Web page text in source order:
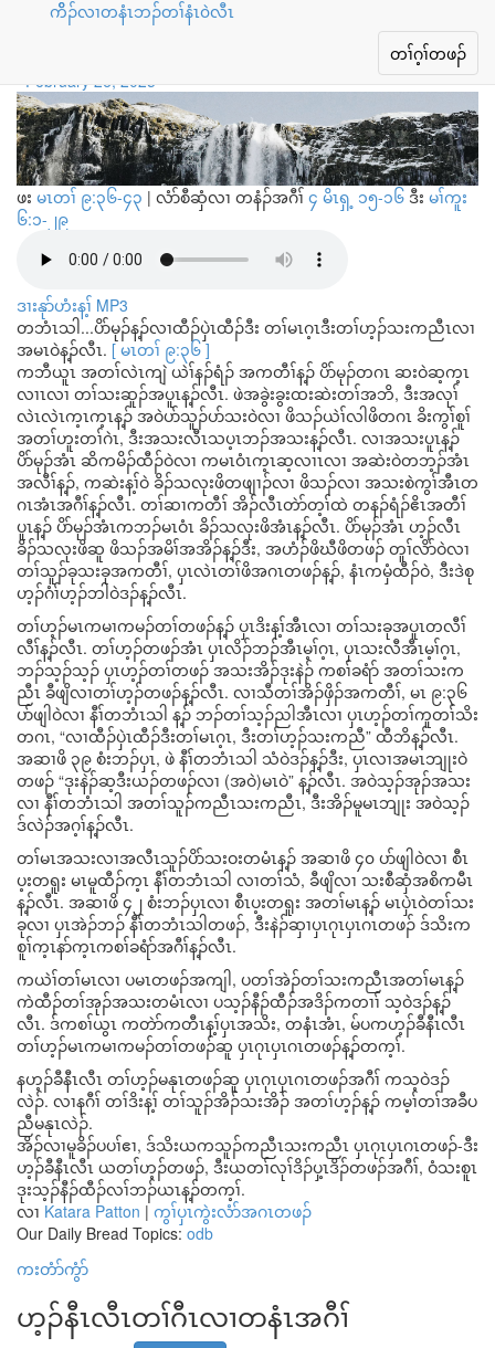
ကိိၣ်လၢတနံၤဘၣ်တၢ်နံၤ၀ဲလီၤ
Toggle
navigation
တၢ်ဂ့ၢ်တဖၣ်
တၢ်ဟ့ၣ်တၢ်အတၢ်သးခု
February 26, 2025
ဖး မၤတၢ် ၉:၃၆-၄၃ | လံာ်စီဆှံလၢ တနံၣ်အဂီၢ် ၄ မိၤရှ့ ၁၅-၁၆ ဒီး မၢ်ကူး
၆:၁-၂၉
ဒၢးနုာ်ဟံးန့ၢ် MP3
တဘံၤသါ...ပိာ်မုၣ်န့ၣ်လၢထီၣ်ပှဲၤထီၣ်ဒီး တၢ်မၤဂ့ၤဒီးတၢ်ဟ့ၣ်သးကညီၤလၢ
အမၤဝဲန့ၣ်လီၤ. [ မၤတၢ် ၉:၃၆ ]
ကဘီယူၤ အတၢ်လဲၤကျဲ ယဲၢ်နၣ်ရံၣ် အကတီၢ်န့ၣ် ပိာ်မုၣ်တဂၤ ဆးဝဲဆ့က့ၤ
လၢၤလၢ တၢ်သးဆူၣ်အပူၤန့ၣ်လီၤ. ဖဲအခွဲးခွးထးဆဲးတၢ်အဘိ, ဒီးအလုၢ်
လဲၤလဲၤက့ၤက့ၤန့ၣ် အဝဲပာ်သူၣ်ပာ်သးဝဲလၢ ဖိသၣ်ယဲၢ်လါဖိတဂၤ ခိးကွၢ်စူၢ်
အတၢ်ဟူးတၢ်ဂဲၤ, ဒီးအသးလီၤသပ့ၤဘၣ်အသးန့ၣ်လီၤ. လၢအသးပူၤန့ၣ်
ပိာ်မုၣ်အံၤ ဆိကမိၣ်ထီၣ်ဝဲလၢ ကမၤဝံၤက့ၤဆ့လၢၤလၢ အဆဲးဝဲတဘ့ၣ်အံၤ
အလီၢ်န့ၣ်, ကဆဲးန့ၢ်ဝဲ ခိၣ်သလုးဖိတဖျၢၣ်လၢ ဖိသၣ်လၢ အသးစဲကွၢ်အီၤတ
ဂၤအံၤအဂီၢ်န့ၣ်လီၤ. တၢ်ဆၢကတီၢ် အိၣ်လီၤတဲာ်တ့ၢ်ထဲ တနၣ်ရံၣ်ဧိၤအတီၢ်
ပူၤန့ၣ် ပိာ်မုၣ်အံၤကဘၣ်မၤဝံၤ ခိၣ်သလုးဖိအံၤန့ၣ်လီၤ. ပိာ်မုၣ်အံၤ ဟ့ၣ်လီၤ
ခိၣ်သလုးဖိဆူ ဖိသၣ်အမိၢ်အအိၣ်န့ၣ်ဒီး, အဟံၣ်ဖိဃီဖိတဖၣ် တူၢ်လိာ်ဝဲလၢ
တၢ်သူၣ်ခုသးခုအကတီၢ်, ပှၤလဲၤတၢ်ဖိအဂၤတဖၣ်န့ၣ်, နံၤကမှံထီၣ်ဝဲ, ဒီးဒဲစု
ဟ့ၣ်ဂံၢ်ဟ့ၣ်ဘါဝဲဒၣ်န့ၣ်လီၤ.
တၢ်ဟ့ၣ်မၤကမၢကမၣ်တၢ်တဖၣ်န့ၣ် ပှၤဒိးန့ၢ်အီၤလၢ တၢ်သးခုအပူၤတလီၢ်
လီၢ်န့ၣ်လီၤ. တၢ်ဟ့ၣ်တဖၣ်အံၤ ပှၤလိၣ်ဘၣ်အီၤမ့ၢ်ဂ့ၤ, ပှၤသးလီအီၤမ့ၢ်ဂ့ၤ,
ဘၣ်သ့ၣ်သ့ၣ် ပှၤဟ့ၣ်တၢ်တဖၣ် အသးအိၣ်ဒုးနဲၣ် ကစၢ်ခရံာ် အတၢ်သးက
ညီၤ ခီဖျိလၢတၢ်ဟ့ၣ်တဖၣ်န့ၣ်လီၤ. လၢသီတၢ်အိၣ်ဖှိၣ်အကတီၢ်, မၤ ၉:၃၆
ပာ်ဖျါဝဲလၢ နီၢ်တဘံၤသါ န့ၣ် ဘၣ်တၢ်သ့ၣ်ညါအီၤလၢ ပှၤဟ့ၣ်တၢ်ကူတၢ်သိး
တဂၤ, “လၢထီၣ်ပှဲၤထီၣ်ဒီးတၢ်မၤဂ့ၤ, ဒီးတၢ်ဟ့ၣ်သးကညီ” ထီဘိန့ၣ်လီၤ.
အဆၢဖိ ၃၉ စံးဘၣ်ပှၤ, ဖဲ နီၢ်တဘံၤသါ သံဝဲဒၣ်န့ၣ်ဒီး, ပှၤလၢအမၤဘျုးဝဲ
တဖၣ် “ဒုးနဲၣ်ဆ့ဒီးယၣ်တဖၣ်လၢ (အဝဲ)မၤဝဲ” န့ၣ်လီၤ. အဝဲသ့ၣ်အုၣ်အသး
လၢ နီၢ်တဘံၤသါ အတၢ်သူၣ်ကညီၤသးကညီၤ, ဒီးအိၣ်မူမၤဘျုး အဝဲသ့ၣ်
ဒ်လဲၣ်အဂ့ၢ်န့ၣ်လီၤ.
တၢ်မၤအသးလၢအလီၤသူၣ်ပိာ်သးဝးတမံၤန့ၣ် အဆၢဖိ ၄၀ ပာ်ဖျါဝဲလၢ စီၤ
ပ့းတရူး မၤမူထီၣ်က့ၤ နီၢ်တဘံၤသါ လၢတၢ်သံ, ခီဖျိလၢ သးစီဆှံအစိကမီၤ
န့ၣ်လီၤ. အဆၢဖိ ၄၂ စံးဘၣ်ပှၤလၢ စီၤပ့းတရူး အတၢ်မၤန့ၣ် မၤပှဲၤဝဲတၢ်သး
ခုလၢ ပှၤအဲၣ်ဘၣ် နီၢ်တဘံၤသါတဖၣ်, ဒီးနဲၣ်ဆှၢပှၤဂုၤပှၤဂၤတဖၣ် ဒ်သိးက
စူၢ်က့ၤနာ်က့ၤကစၢ်ခရံာ်အဂီၢ်န့ၣ်လီၤ.
ကယဲၢ်တၢ်မၤလၢ ပမၤတဖၣ်အကျါ, ပတၢ်အဲၣ်တၢ်သးကညီၤအတၢ်မၤန့ၣ်
ကဲထီၣ်တၢ်အုၣ်အသးတမံၤလၢ ပသ့ၣ်နီၣ်ထီၣ်အဒိၣ်ကတၢၢ် သ့ဝဲဒၣ်န့ၣ်
လီၤ. ဒ်ကစၢ်ယွၤ ကတဲာ်ကတီၤန့ၢ်ပှၤအသိး, တနံၤအံၤ, မ်ပကဟ့ၣ်ခီနီၤလီၤ
တၢ်ဟ့ၣ်မၤကမၢကမၣ်တၢ်တဖၣ်ဆူ ပှၤဂုၤပှၤဂၤတဖၣ်န့ၣ်တက့ၢ်.
နဟ့ၣ်ခီနီၤလီၤ တၢ်ဟ့ၣ်မနုၤတဖၣ်ဆူ ပှၤဂုၤပှၤဂၤတဖၣ်အဂီၢ် ကသ့ဝဲဒၣ်
လဲၣ်. လၢနဂီၢ် တၢ်ဒိးန့ၢ် တၢ်သူၣ်အိၣ်သးအိၣ် အတၢ်ဟ့ၣ်န့ၣ် ကမ့ၢ်တၢ်အခီပ
ညီမနုၤလဲၣ်.
အိၣ်လၢမူခိၣ်ပပၢ်ဧၢ, ဒ်သိးယကသူၣ်ကညီၤသးကညီၤ ပှၤဂုၤပှၤဂၤတဖၣ်-ဒီး
ဟ့ၣ်ခီနီၤလီၤ ယတၢ်ဟ့ၣ်တဖၣ်, ဒီးယတၢ်လုၢ်ဒိၣ်ပှ့ၤဒိၣ်တဖၣ်အဂီၢ်, ဝံသးစူၤ
ဒုးသ့ၣ်နီၣ်ထီၣ်လၢ်ဘၣ်ယၤန့ၣ်တက့ၢ်.
လၢ Katara Patton | ကွၢ်ပှၤကွဲးလံာ်အဂၤတဖၣ်
Our Daily Bread Topics: odb
ကးတံာ်ကွံာ်
ဟ့ၣ်နီၤလီၤတၢ်ဂီၤလၢတနံၤအဂီၢ်